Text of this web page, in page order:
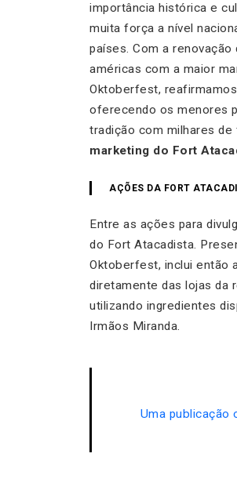
importância histórica e
muita força a nível
países. Com a
américas com a maior
Oktoberfest,
oferecendo os menores
tradição com milhares de
marketing do Fort
AÇÕES DA FORT
Entre as ações para
do Fort Atacadista.
Oktoberfest, inclui então
diretamente das lojas da
utilizando ingredientes
Irmãos Miranda.
Uma publicação